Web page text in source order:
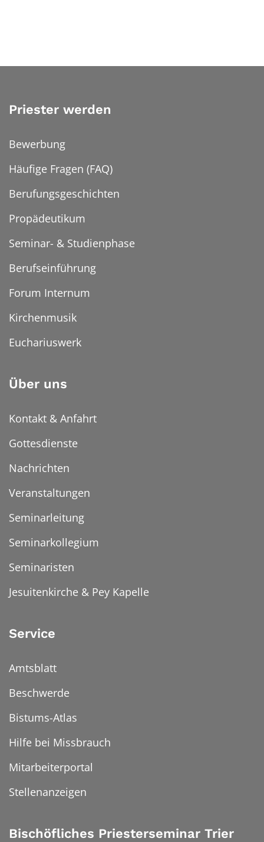
Priester werden
Bewerbung
Häufige Fragen (FAQ)
Berufungsgeschichten
Propädeutikum
Seminar- & Studienphase
Berufseinführung
Forum Internum
Kirchenmusik
Euchariuswerk
Über uns
Kontakt & Anfahrt
Gottesdienste
Nachrichten
Veranstaltungen
Seminarleitung
Seminarkollegium
Seminaristen
Jesuitenkirche & Pey Kapelle
Service
Amtsblatt
Beschwerde
Bistums-Atlas
Hilfe bei Missbrauch
Mitarbeiterportal
Stellenanzeigen
Bischöfliches Priesterseminar Trier